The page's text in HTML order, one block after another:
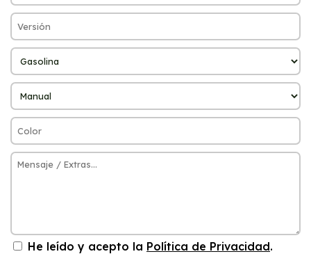
He leído y acepto la Política de Privacidad.